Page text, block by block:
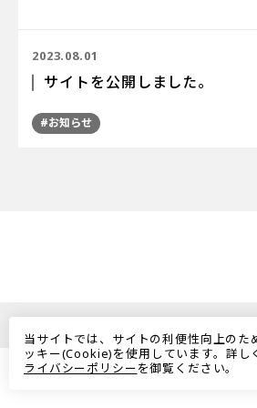
2023.08.01
サイトを公開しました。
#お知らせ
当サイトでは、サイトの利便性向上のた
ッキー(Cookie)を使用しています。詳し
ライバシーポリシーを御覧ください。